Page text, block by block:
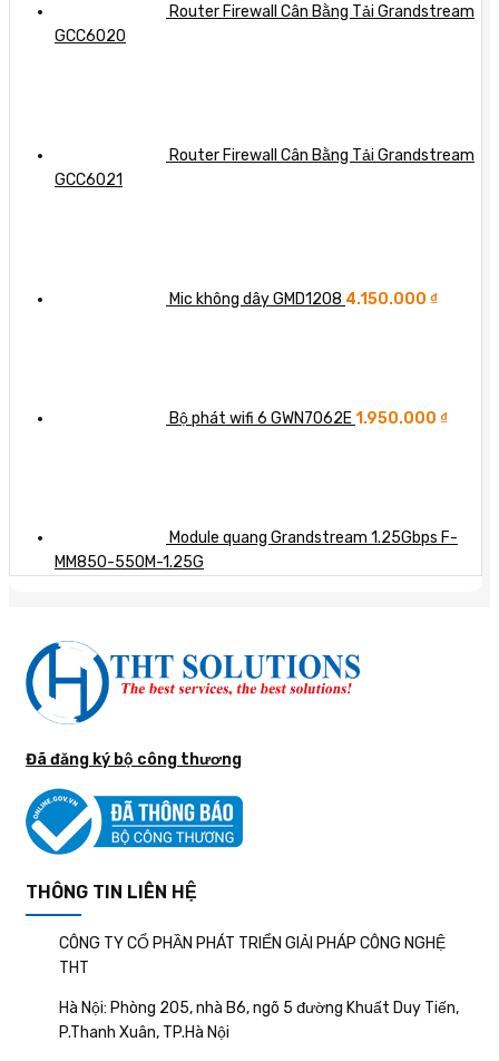
Router Firewall Cân Bằng Tải Grandstream
GCC6020
Router Firewall Cân Bằng Tải Grandstream
GCC6021
Mic không dây GMD1208 4.150.000 ₫
Bộ phát wifi 6 GWN7062E1.950.000 ₫
Module quang Grandstream 1.25Gbps F-
MM850-550M-1.25G
Đã đăng ký bộ công thương
THÔNG TIN LIÊN HỆ
CÔNG TY CỔ PHẦN PHÁT TRIỂN GIẢI PHÁP CÔNG NGHỆ
THT
Hà Nội: Phòng 205, nhà B6, ngõ 5 đường Khuất Duy Tiến,
P.Thanh Xuân, TP.Hà Nội